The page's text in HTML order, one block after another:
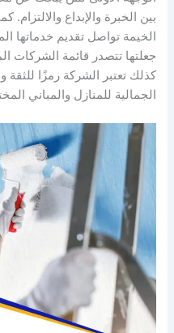
بين الخبرة والإبداع
الخيمة تواصل تقديم خدماتها
جعلتها تتصدر قائمة الشركات
كذلك تعتبر الشركة رمزًا للثقة
الجمالية للمنازل والمباني